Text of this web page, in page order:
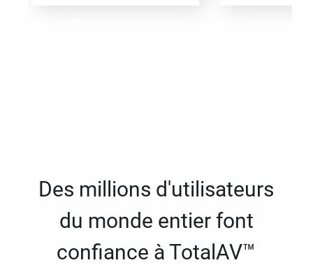
Des millions d'utilisateurs
du monde entier font
confiance à TotalAV™